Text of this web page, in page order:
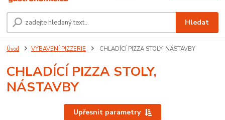
Hledat
Úvod VYBAVENÍ PIZZERIE CHLADÍCÍ PIZZA STOLY, NÁSTAVBY
CHLADÍCÍ PIZZA STOLY,
NÁSTAVBY
Upřesnit parametry